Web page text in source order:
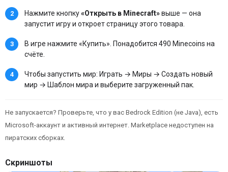
Нажмите кнопку«Открыть в Minecraft»выше — она
запустит игру и откроет страницу этого товара.
В игре нажмите «Купить». Понадобится 490 Minecoins на
счёте.
Чтобы запустить мир: Играть → Миры → Создать новый
мир → Шаблон мира и выберите загруженный пак.
Не запускается? Проверьте, что у вас Bedrock Edition (не Java), есть
Microsoft-аккаунт и активный интернет. Marketplace недоступен на
пиратских сборках.
Скриншоты